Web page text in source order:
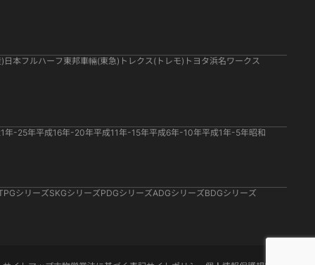
日本フルハーフ 東邦車輛(東急) トレクス(トレモ) トヨタ浜名ワークス
年-25年平成16年-20年平成11年-15年平成6年-10年平成1年-5年昭和
シリーズSKGシリーズPDGシリーズADGシリーズBDGシリーズ